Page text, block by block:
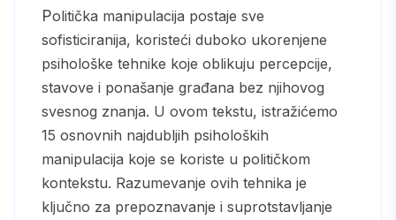
Politička manipulacija postaje sve
sofisticiranija, koristeći duboko ukorenjene
psihološke tehnike koje oblikuju percepcije,
stavove i ponašanje građana bez njihovog
svesnog znanja. U ovom tekstu, istražićemo
15 osnovnih najdubljih psiholoških
manipulacija koje se koriste u političkom
kontekstu. Razumevanje ovih tehnika je
ključno za prepoznavanje i suprotstavljanje